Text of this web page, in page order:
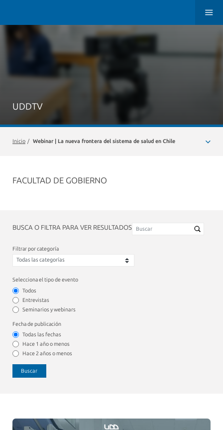
UDDTV
Inicio / Webinar | La nueva frontera del sistema de salud en Chile
FACULTAD DE GOBIERNO
BUSCA O FILTRA PARA VER RESULTADOS
Filtrar por categoría
Selecciona el tipo de evento
Todos
Entrevistas
Seminarios y webinars
Fecha de publicación
Todas las fechas
Hace 1 año o menos
Hace 2 años o menos
Buscar